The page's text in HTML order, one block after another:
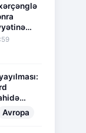
Avropa